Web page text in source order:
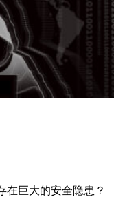
在巨大的安全隐患？